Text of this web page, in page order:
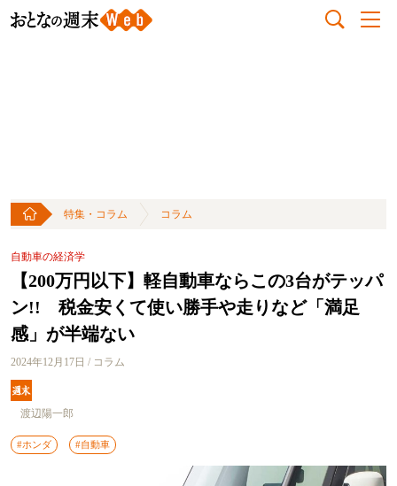
特集・コラム コラム
自動車の経済学
【200万円以下】軽自動車ならこの3台がテッパ
ン!! 税金安くて使い勝手や走りなど「満足
感」が半端ない
2024年12月17日 / コラム
渡辺陽一郎
#ホンダ #自動車